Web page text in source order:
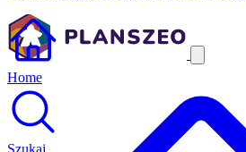
Home
Szukaj